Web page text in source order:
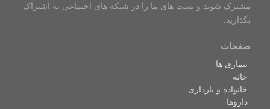
مشترک شوید و پست های ما را در شبکه های اجتماعی به اشتراک
بگذارید.
صفحات
بیماری ها
خانه
خانواده و بارداری
داروها